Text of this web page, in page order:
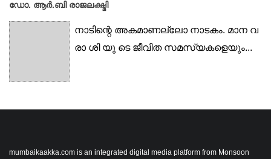
ഡോ. ആർ.ബി രാജലക്ഷ്മി
നാടിന്റെ അകമാണല്ലോ നാടകം. മാന വ
രാ ശി യു ടെ ജീവിത സമസ്യകളെയും...
mumbaikaakka.com is an integrated digital media platform from Monsoon